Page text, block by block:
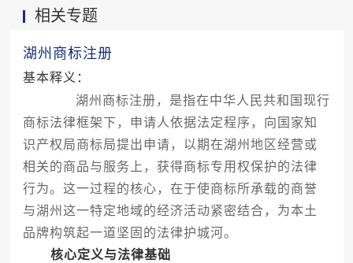
相关专题
湖州商标注册
基本释义：
湖州商标注册，是指在中华人民共和国现行
商标法律框架下，申请人依据法定程序，向国家知
识产权局商标局提出申请，以期在湖州地区经营或
相关的商品与服务上，获得商标专用权保护的法律
行为。这一过程的核心，在于使商标所承载的商誉
与湖州这一特定地域的经济活动紧密结合，为本土
品牌构筑起一道坚固的法律护城河。
核心定义与法律基础